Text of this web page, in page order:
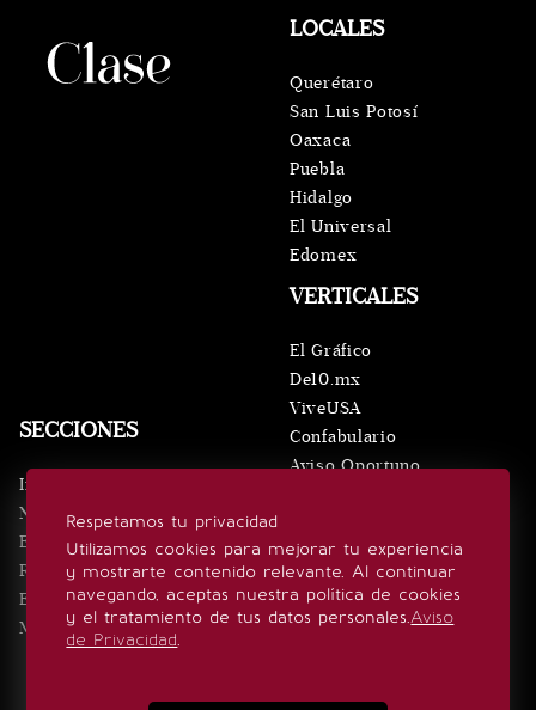
Respetamos tu privacidad
Utilizamos cookies para mejorar tu experiencia
y mostrarte contenido relevante. Al continuar
navegando, aceptas nuestra política de cookies
y el tratamiento de tus datos personales.Aviso
de Privacidad.
SECCIONES
Inicio
Noticias
Eventos
Realeza
Estilo de vida
Minuto x Minuto
VERTICALES
El Gráfico
De10.mx
ViveUSA
Confabulario
Aviso Oportuno
LOCALES
Querétaro
San Luis Potosí
Oaxaca
Puebla
Hidalgo
El Universal
Edomex
SÍGUENOS